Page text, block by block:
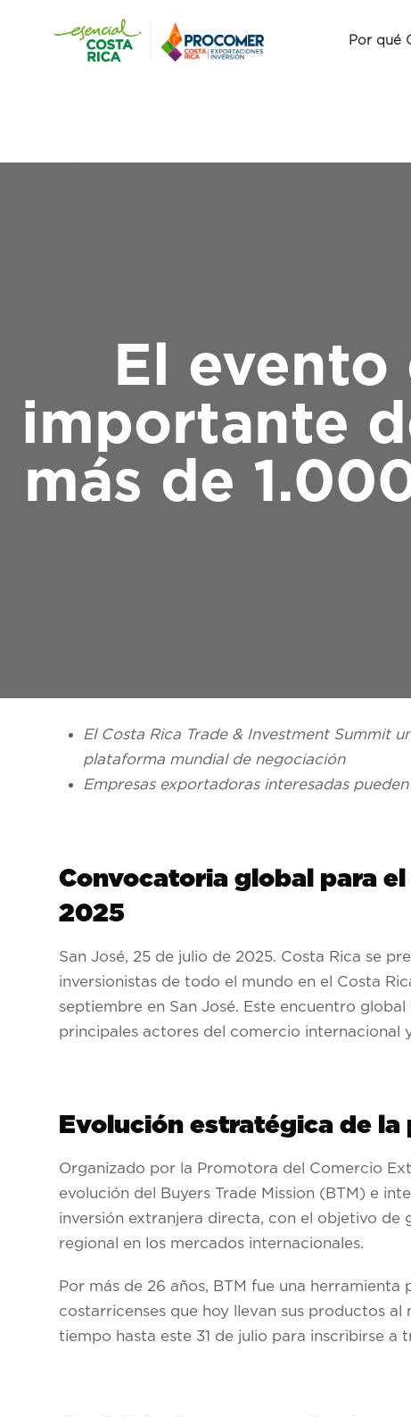
Por qué
El
importante
más de
El Costa Rica Trade & Investment Summit
plataforma mundial de negociación
Empresas exportadoras interesadas
Convocatoria global para
2025
San José, 25 de julio de 2025. Costa Rica se
inversionistas de todo el mundo en el Costa
septiembre en San José. Este encuentro
principales actores del comercio internacional
Evolución estratégica de
Organizado por la Promotora del Comercio
evolución del Buyers Trade Mission (BTM) e
inversión extranjera directa, con el objetivo
regional en los mercados internacionales.
Por más de 26 años, BTM fue una
costarricenses que hoy llevan sus productos
tiempo hasta este 31 de julio para inscribirse a